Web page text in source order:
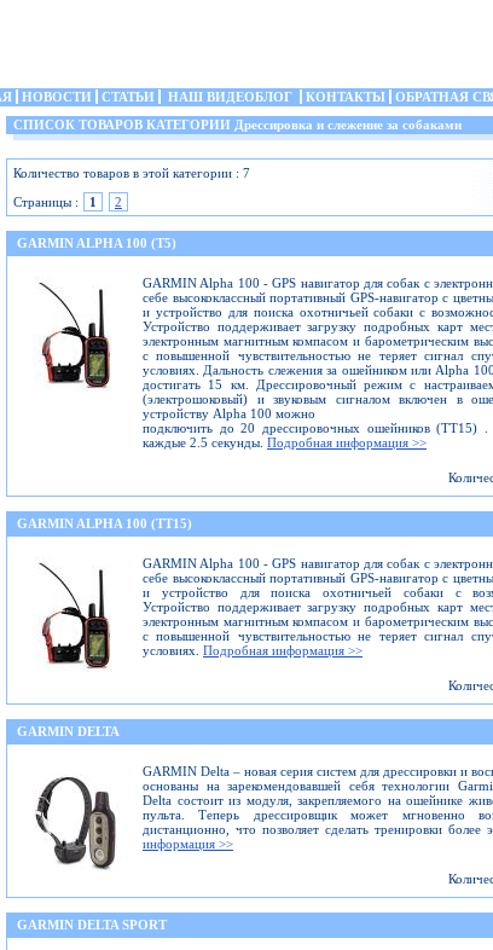
НОВОСТИ СТАТЬИ НАШ ВИДЕОБЛОГ КОНТАКТЫ ОБРАТНАЯ
СПИСОК ТОВАРОВ КАТЕГОРИИ Дрессировка и слежение за собаками
Количество товаров в этой категории : 7
Страницы :
1 2
GARMIN ALPHA 100 (T5)
GARMIN Alpha 100 - GPS навигатор для собак c
себе высококлассный портативный GPS-навигатор с
и устройство для поиска охотничьей собаки с
Устройство поддерживает загрузку подробных карт
электронным магнитным компасом и барометрическим
с повышенной чувствительностью не теряет сигнал
условиях. Дальность слежения за ошейником или Alpha
достигать 15 км. Дрессировочный режим с
(электрошоковый) и звуковым сигналом включен в
устройству Alpha 100 можно
подключить до 20 дрессировочных ошейников (TT15) .
каждые 2.5 секунды. Подробная информация >>
GARMIN ALPHA 100 (TT15)
GARMIN Alpha 100 - GPS навигатор для собак c
себе высококлассный портативный GPS-навигатор с
и устройство для поиска охотничьей собаки с
Устройство поддерживает загрузку подробных карт
электронным магнитным компасом и барометрическим
с повышенной чувствительностью не теряет сигнал
условиях. Подробная информация >>
GARMIN DELTA
GARMIN Delta – новая серия систем для дрессировки и
основаны на зарекомендовавшей себя технологии
Delta состоит из модуля, закрепляемого на ошейнике
пульта. Теперь дрессировщик может мгновенно
дистанционно, что позволяет сделать тренировки более
информация >>
GARMIN DELTA SPORT